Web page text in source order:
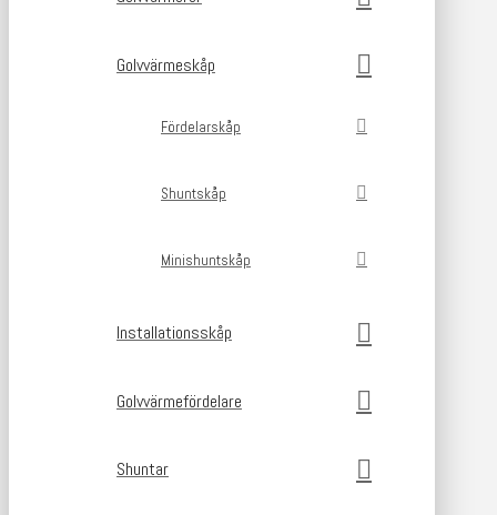
Golvvärmeskåp
Fördelarskåp
Shuntskåp
Minishuntskåp
Installationsskåp
Golvvärmefördelare
Shuntar